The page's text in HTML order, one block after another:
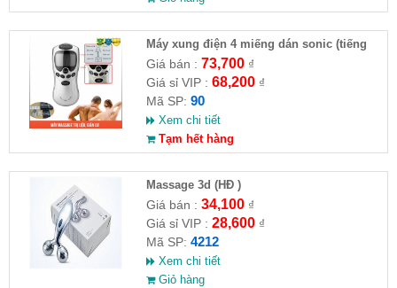
Máy xung điện 4 miếng dán sonic (tiếng
việt) ( HĐ )
Giá bán : 73,700₫
Giá sỉ VIP : 68,200₫
Mã SP: 90
Xem chi tiết
Tạm hết hàng
Massage 3d (HĐ )
Giá bán : 34,100₫
Giá sỉ VIP : 28,600₫
Mã SP: 4212
Xem chi tiết
Giỏ hàng